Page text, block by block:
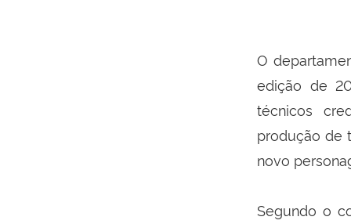
O
edição de
técnicos
produção de
novo
Segundo o